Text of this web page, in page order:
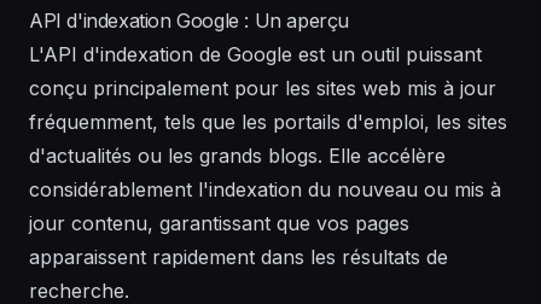
API d'indexation Google : Un aperçu
L'API d'indexation de Google est un outil puissant
conçu principalement pour les sites web mis à jour
fréquemment, tels que les portails d'emploi, les sites
d'actualités ou les grands blogs. Elle accélère
considérablement l'indexation du nouveau ou mis à
jour contenu, garantissant que vos pages
apparaissent rapidement dans les résultats de
recherche.